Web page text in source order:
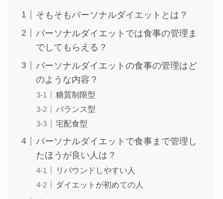
そもそもパーソナルダイエットとは？
パーソナルダイエットでは食事の管理ま
でしてもらえる？
パーソナルダイエットの食事の管理はど
のような内容？
糖質制限型
バランス型
宅配食型
パーソナルダイエットで食事まで管理し
たほうが良い人は？
リバウンドしやすい人
ダイエットが初めての人